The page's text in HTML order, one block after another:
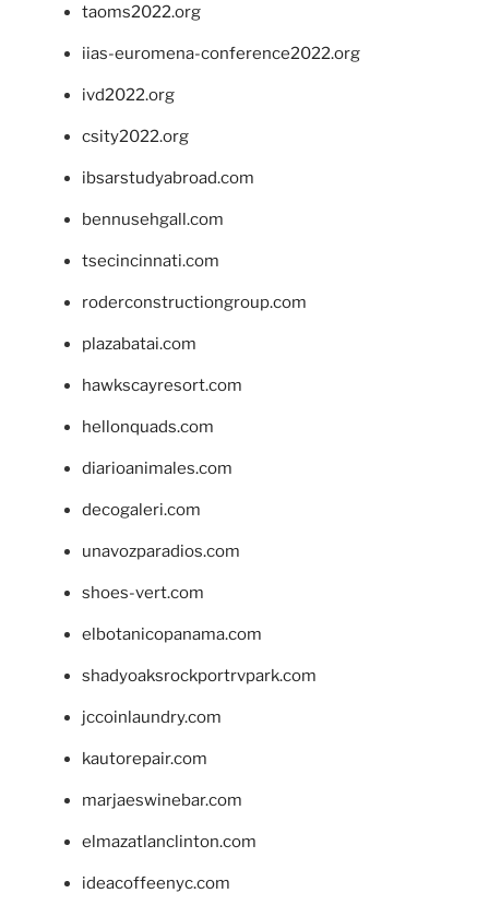
taoms2022.org
iias-euromena-conference2022.org
ivd2022.org
csity2022.org
ibsarstudyabroad.com
bennusehgall.com
tsecincinnati.com
roderconstructiongroup.com
plazabatai.com
hawkscayresort.com
hellonquads.com
diarioanimales.com
decogaleri.com
unavozparadios.com
shoes-vert.com
elbotanicopanama.com
shadyoaksrockportrvpark.com
jccoinlaundry.com
kautorepair.com
marjaeswinebar.com
elmazatlanclinton.com
ideacoffeenyc.com